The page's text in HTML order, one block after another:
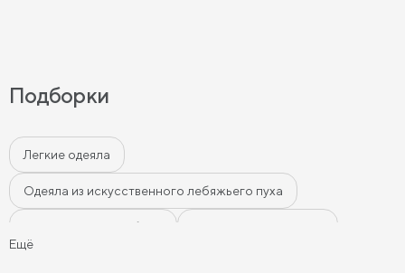
Подборки
Легкие одеяла
Одеяла из искусственного лебяжьего пуха
Одеяла из экофайбера
Ещё